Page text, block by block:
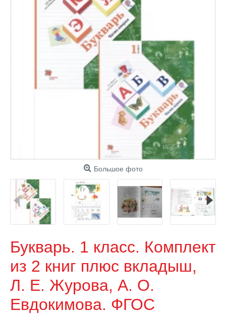
Большое фото
Букварь. 1 класс. Комплект
из 2 книг плюс вкладыш,
Л. Е. Журова, А. О.
Евдокимова. ФГОС